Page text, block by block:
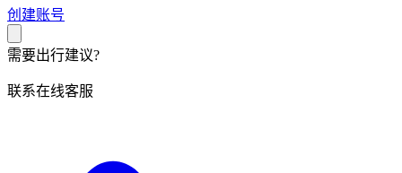
创 建账号
需要出行建议?
联系在线客服